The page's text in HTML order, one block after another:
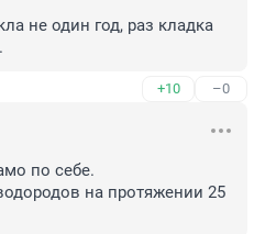
не один год, раз кладка
+10 –0
по себе.
на протяжении 25